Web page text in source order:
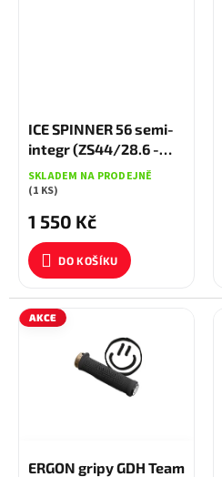
ICE SPINNER 56 semi-
integr (ZS44/28.6 -
ZS56/40) Zlaté
SKLADEM NA PRODEJNĚ
(1 KS)
1 550 Kč
DO KOŠÍKU
AKCE
ERGON gripy GDH Team